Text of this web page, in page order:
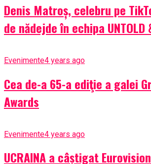
Denis Matroș, celebru pe
de nădejde în echipa UNTOLD
Evenimente4 years ago
Cea de-a 65-a ediţie a galei
Awards
Evenimente4 years ago
UCRAINA a câștigat